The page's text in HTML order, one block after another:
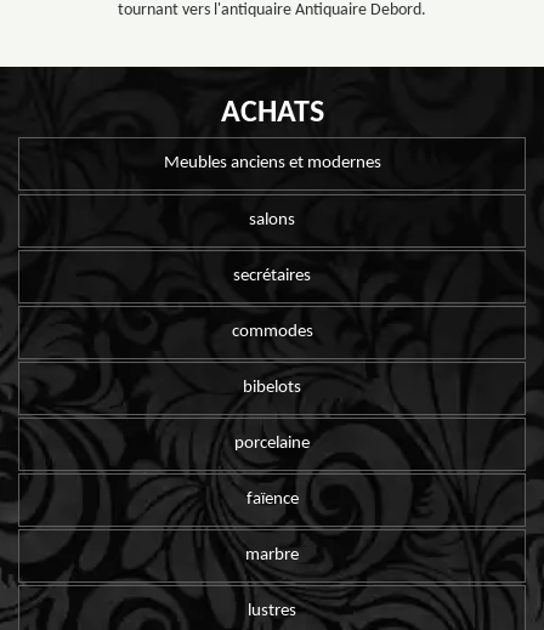
tournant vers l'antiquaire Antiquaire Debord.
ACHATS
Meubles anciens et modernes
salons
secrétaires
commodes
bibelots
porcelaine
faïence
marbre
lustres